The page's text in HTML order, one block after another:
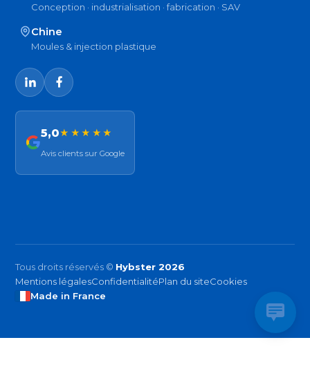
Conception · industrialisation · fabrication · SAV
Chine
Moules & injection plastique
5,0★★★★★
Avis clients sur Google
Tous droits réservés © Hybster 2026
Mentions légalesConfidentialitéPlan du siteCookies
Made in France